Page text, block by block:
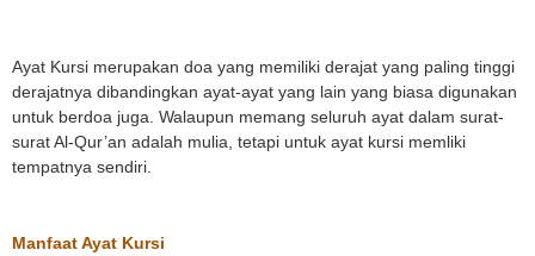
Ayat Kursi merupakan doa yang memiliki derajat yang paling tinggi
derajatnya dibandingkan ayat-ayat yang lain yang biasa digunakan
untuk berdoa juga. Walaupun memang seluruh ayat dalam surat-
surat Al-Qur’an adalah mulia, tetapi untuk ayat kursi memliki
tempatnya sendiri.
Manfaat Ayat Kursi